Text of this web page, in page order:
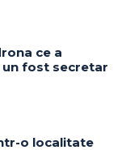
ce a
fost secretar
o localitate